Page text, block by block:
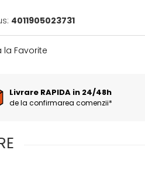
4011905023731
la Favorite
Livrare RAPIDA in 24/48h
de la confirmarea comenzii*